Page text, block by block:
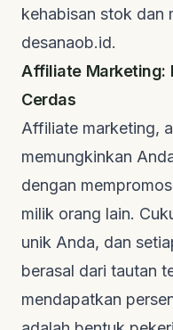
kehabisan stok dan
desanaob.id.
Affiliate Marketing:
Cerdas
Affiliate marketing,
memungkinkan
dengan
milik orang lain.
unik Anda, dan
berasal dari tautan
mendapatkan